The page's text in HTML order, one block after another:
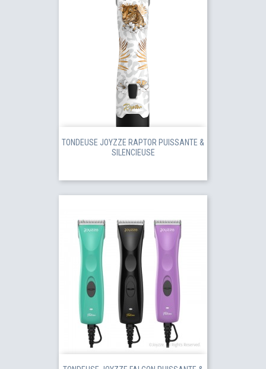
TONDEUSE JOYZZE RAPTOR PUISSANTE &
SILENCIEUSE